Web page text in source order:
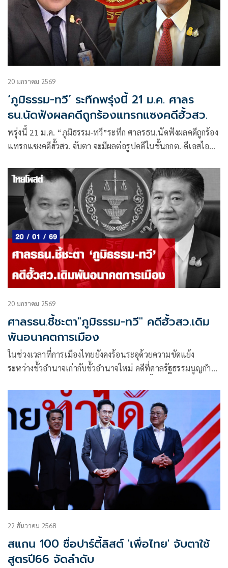
ไม่
20 มกราคม 2569
‘ภูมิธรรม-ทวี’ ระทึกพรุ่งนี้ 21 ม.ค. ศาลร
ธน.นัดฟังผลคดีถูกร้องแทรกแซงคดีฮั้วสว.
พรุ่งนี้ 21 ม.ค. “ภูมิธรรม-ทวี”ระทึก ศาลรธน.นัดฟังผลคดีถูกร้อง
แทรกแซงคดีฮั้วสว. จับตา จะมีผลต่อรูปคดีในชั้นกกต.-ดีเอสไอ
20 มกราคม 2569
ศาลรธน.ชี้ชะตา"ภูมิธรรม-ทวี" คดีฮั้วสว.เดิม
พันอนาคตการเมือง
ในช่วงเวลาที่การเมืองไทยยังคงร้อนระอุด้วยความขัดแย้ง
ระหว่างขั้วอำนาจเก่ากับขั้วอำนาจใหม่ คดีที่ศาลรัฐธรรมนูญกำลัง
อาจส่งผลกระทบต่อเสถียรภาพทางการเมือง และความเชื่อมั่นใน
ระบบตรวจสอบการเลือกตั้งสมาชิกวุฒิสภา (สว.) ชุดปัจจุบัน
22 ธันวาคม 2568
สแกน 100 ชื่อปาร์ตี้ลิสต์ 'เพื่อไทย' จับตาใช้
สูตรปี66 จัดลำดับ